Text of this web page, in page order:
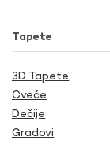
Tapete
3D Tapete
Cveće
Dečije
Gradovi